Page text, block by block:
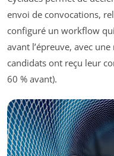
envoi de convocations,
configuré un workflow
avant l’épreuve, avec
candidats ont reçu leur
60 % avant).